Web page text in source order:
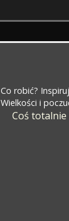
Co robić?
Wielkości i
Coś